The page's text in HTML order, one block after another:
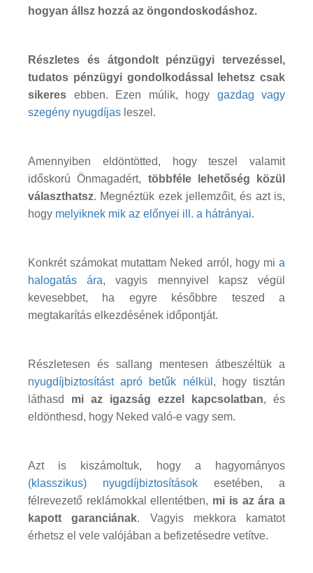
hogyan állsz hozzá az öngondoskodáshoz.
Részletes és átgondolt pénzügyi tervezéssel,
tudatos pénzügyi gondolkodással lehetsz csak
sikeres ebben. Ezen múlik, hogy gazdag vagy
szegény nyugdíjas leszel.
Amennyiben eldöntötted, hogy teszel valamit
időskorú Önmagadért, többféle lehetőség közül
választhatsz. Megnéztük ezek jellemzőit, és azt is,
hogy melyiknek mik az előnyei ill. a hátrányai.
Konkrét számokat mutattam Neked arról, hogy mi a
halogatás ára, vagyis mennyivel kapsz végül
kevesebbet, ha egyre későbbre teszed a
megtakarítás elkezdésének időpontját.
Részletesen és sallang mentesen átbeszéltük a
nyugdíjbiztosítást apró betűk nélkül , hogy tisztán
láthasd mi az igazság ezzel kapcsolatban, és
eldönthesd, hogy Neked való-e vagy sem.
Azt is kiszámoltuk, hogy a hagyományos
(klasszikus) nyugdíjbiztosítások esetében, a
félrevezető reklámokkal ellentétben, mi is az ára a
kapott garanciának. Vagyis mekkora kamatot
érhetsz el vele valójában a befizetésedre vetítve.